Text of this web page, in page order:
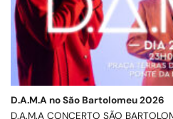
D.A.M.A no São Bartolomeu 2026
D.A.M.A CONCERTO SÃO